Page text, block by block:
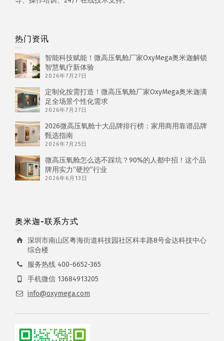
热门资讯
智能科技赋能！微高压氧舱厂家OxyMega奥米迦解锁
智慧氧疗新体验
2026年7月27日
定制化按需打造！微高压氧舱厂家OxyMega奥米迦满
足全场景个性化需求
2026年7月27日
2026微高压氧舱十大品牌排行榜：家用商用靠谱品牌
甄选指南
2026年7月25日
微高压氧舱怎么选不踩坑？90%的人都中招！这个品
牌用实力“硬控”行业
2026年6月13日
奥米迦-联系方式
深圳市南山区粤海街道科技园社区科丰路8号金达科技中心
综合楼
服务热线 400-6652-365
手机微信 13684913205
info@oxymega.com